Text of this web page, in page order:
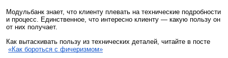
Модульбанк знает, что клиенту плевать на технические подробности
и процесс. Единственное, что интересно клиенту — какую пользу он
от них получает.
Как вытаскивать пользу из технических деталей, читайте в посте
«Как бороться с фичеризмом»